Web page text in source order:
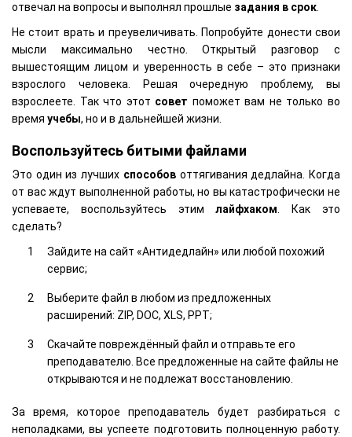
отвечал на вопросы и выполнял прошлые задания в срок.
Не стоит врать и преувеличивать. Попробуйте донести свои
мысли максимально честно. Открытый разговор с
вышестоящим лицом и уверенность в себе – это признаки
взрослого человека. Решая очередную проблему, вы
взрослеете. Так что этот совет поможет вам не только во
время учебы, но и в дальнейшей жизни.
Воспользуйтесь битыми файлами
Это один из лучших способовоттягивания дедлайна. Когда
от вас ждут выполненной работы, но вы катастрофически не
успеваете, воспользуйтесь этим лайфхаком. Как это
сделать?
Зайдите на сайт «Антидедлайн» или любой похожий
сервис;
Выберите файл в любом из предложенных
расширений: ZIP, DOC, XLS, PPT;
Скачайте повреждённый файл и отправьте его
преподавателю. Все предложенные на сайте файлы не
открываются и не подлежат восстановлению.
За время, которое преподаватель будет разбираться с
неполадками, вы успеете подготовить полноценную работу.